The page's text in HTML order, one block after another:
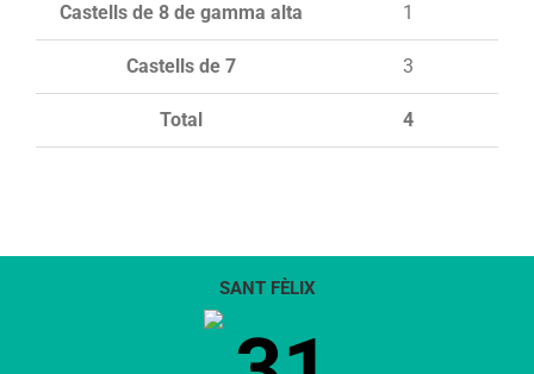
Total 4
Castells de 8 de gamma alta 1
Castells de 7 3
SANT FÈLIX